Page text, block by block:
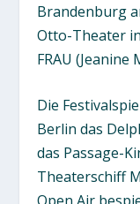
Brandenburg
Otto-Theater
FRAU (Jeanine
Die
Berlin das
das Passage-
Theaterschiff